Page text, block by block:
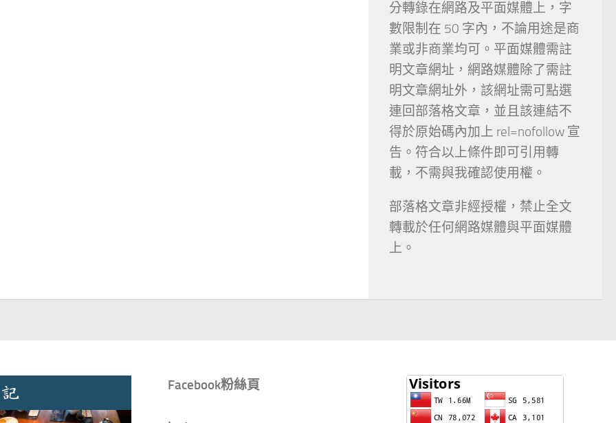
分轉錄在網路及平面媒體上，字
數限制在 50 字內，不論用途是商
業或非商業均可。平面媒體需註
明文章網址，網路媒體除了需註
明文章網址外，該網址需可點選
連回部落格文章，並且該連結不
得於原始碼內加上 rel=nofollow 宣
告。符合以上條件即可引用轉
載，不需與我確認使用權。
部落格文章非經授權，禁止全文
轉載於任何網路媒體與平面媒體
上。
Facebook粉絲頁